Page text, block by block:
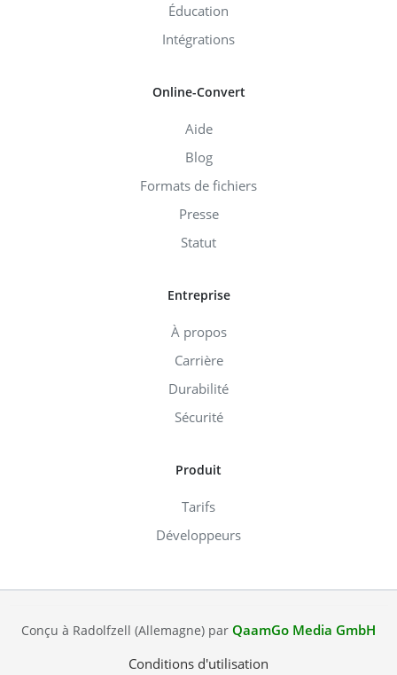
Éducation
Intégrations
Online-Convert
Aide
Blog
Formats de fichiers
Presse
Statut
Entreprise
À propos
Carrière
Durabilité
Sécurité
Produit
Tarifs
Développeurs
Conçu à Radolfzell (Allemagne) par QaamGo Media GmbH
Conditions d'utilisation